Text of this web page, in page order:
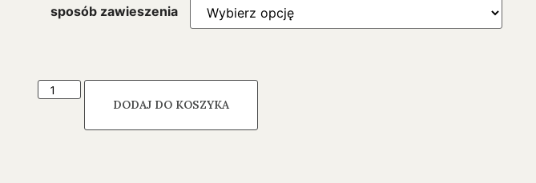
sposób zawieszenia
DODAJ DO KOSZYKA